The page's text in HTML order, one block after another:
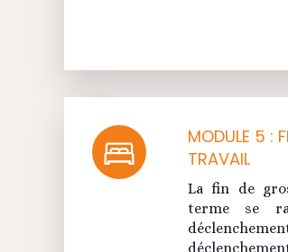
MODULE 5 :
TRAVAIL
La fin de
terme se